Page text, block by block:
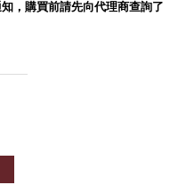
，購買前請先向代理商查詢了